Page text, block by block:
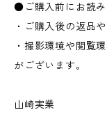
●ご購入前にお読
・ご購入後の返品
・撮影環境や閲覧
がございます。
山崎実業